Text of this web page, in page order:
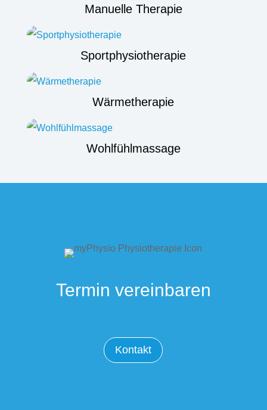
Manuelle Therapie
Sportphysiotherapie
Wärmetherapie
Wohlfühlmassage
Termin vereinbaren
Kontakt